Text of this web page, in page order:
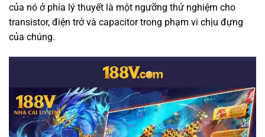
của nó ở phía lý thuyết là một ngưỡng thử nghiệm cho
transistor, điện trở và capacitor trong phạm vi chịu đựng
của chúng.